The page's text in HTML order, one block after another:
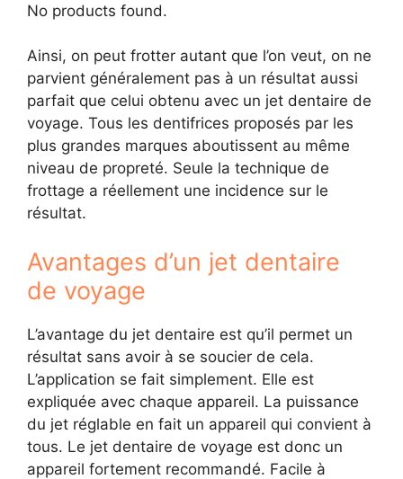
No products found.
Ainsi, on peut frotter autant que l’on veut, on ne
parvient généralement pas à un résultat aussi
parfait que celui obtenu avec un jet dentaire de
voyage. Tous les dentifrices proposés par les
plus grandes marques aboutissent au même
niveau de propreté. Seule la technique de
frottage a réellement une incidence sur le
résultat.
Avantages d’un jet dentaire
de voyage
L’avantage du jet dentaire est qu’il permet un
résultat sans avoir à se soucier de cela.
L’application se fait simplement. Elle est
expliquée avec chaque appareil. La puissance
du jet réglable en fait un appareil qui convient à
tous. Le jet dentaire de voyage est donc un
appareil fortement recommandé. Facile à